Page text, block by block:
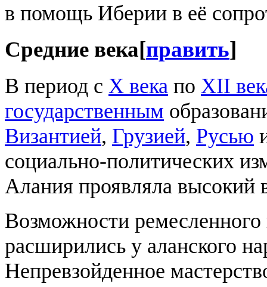
в помощь Иберии в её
Средние века[править]
В период с Х века по ХII
государственным
Византией, Грузией, Русью
социально-политических
Алания проявляла высокий
Возможности
расширились у аланского
Непревзойденное